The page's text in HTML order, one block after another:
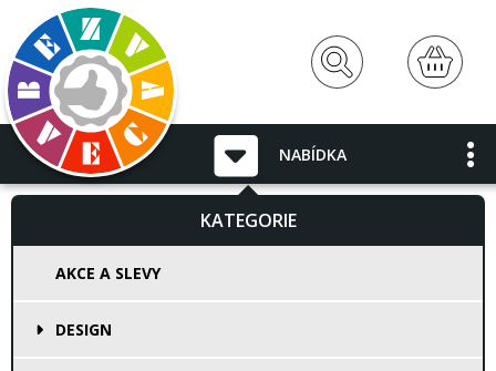
NABÍDKA
KATEGORIE
AKCE A SLEVY
DESIGN